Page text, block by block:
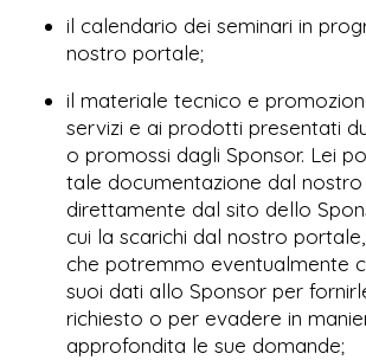
il calendario dei seminari in
nostro portale;
il materiale tecnico e
servizi e ai prodotti presentati
o promossi dagli Sponsor. Lei
tale documentazione dal
direttamente dal sito dello
cui la scarichi dal nostro
che potremmo eventualmente
suoi dati allo Sponsor per
richiesto o per evadere in
approfondita le sue domande;